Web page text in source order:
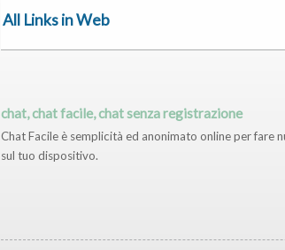
All Links in Web
chat, chat facile, chat senza registrazione
Chat Facile è semplicità ed anonimato online per fare
sul tuo dispositivo.